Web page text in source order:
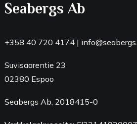
Seabergs Ab
+358 40 720 4174 |
Suvisaarentie 23
02380 Espoo
Seabergs Ab, 2018415-0